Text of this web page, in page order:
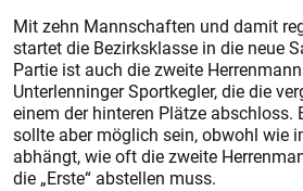
Mit zehn Mannschaften und damit
startet die Bezirksklasse in die neue
Partie ist auch die zweite
Unterlenninger Sportkegler, die die
einem der hinteren Plätze
sollte aber möglich sein, obwohl wie
abhängt, wie oft die zweite
die „Erste“ abstellen muss.